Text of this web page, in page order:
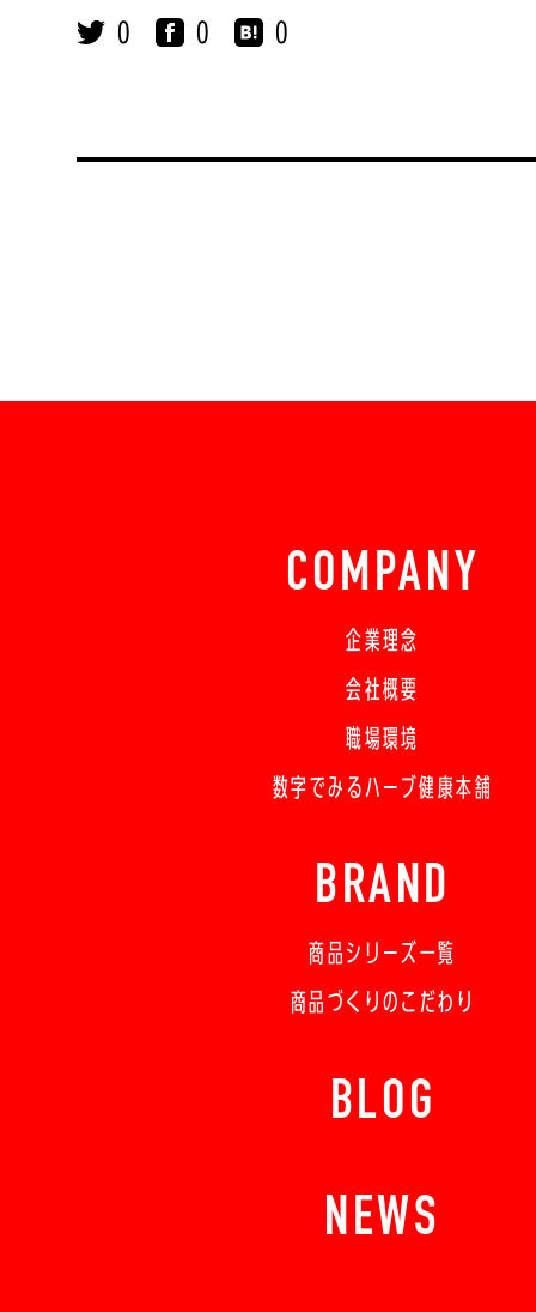
0 0 0
COMPANY
企業理念
会社概要
職場環境
数字でみるハーブ健康本舗
BRAND
商品シリーズ一覧
商品づくりのこだわり
BLOG
NEWS